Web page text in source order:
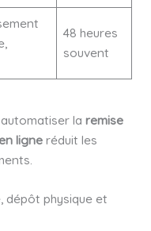
48 heures
souvent
la remise
ligneréduit les
dépôt physique et